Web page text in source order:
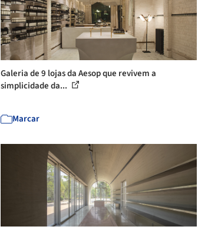
Galeria de 9 lojas da Aesop que revivem a
simplicidade da...
Marcar